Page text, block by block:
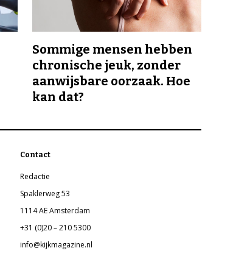
Sommige mensen hebben
chronische jeuk, zonder
aanwijsbare oorzaak. Hoe
kan dat?
Contact
Redactie
Spaklerweg 53
1114 AE Amsterdam
+31 (0)20 – 210 5300
info@kijkmagazine.nl